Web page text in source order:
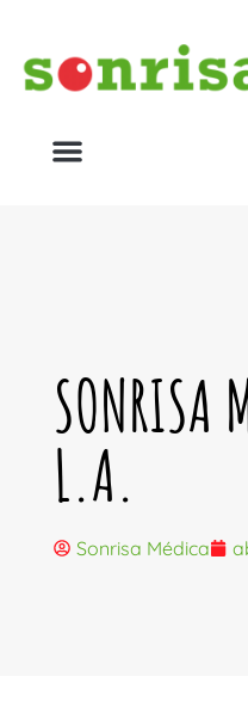
SONRISA
L.A.
Sonrisa Médica